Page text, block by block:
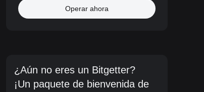
Operar ahora
¿Aún no eres un Bitgetter?
¡Un paquete de bienvenida de